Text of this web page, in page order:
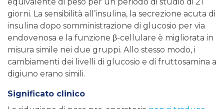
giorni. La sensibilità all’insulina, la secrezione acuta di
insulina dopo somministrazione di glucosio per via
endovenosa e la funzione β-cellulare è migliorata in
misura simile nei due gruppi. Allo stesso modo, i
cambiamenti dei livelli di glucosio e di fruttosamina a
digiuno erano simili.
Significato clinico